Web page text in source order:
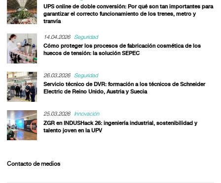
UPS online de doble conversión: Por qué son tan importantes para
garantizar el correcto funcionamiento de los trenes, metro y
tranvía
14.04.2026
Seguridad
Cómo proteger los procesos de fabricación cosmética de los
huecos de tensión: la solución SEPEC
26.03.2026
Seguridad
Servicio técnico de DVR: formación a los técnicos de Schneider
Electric de Reino Unido, Austria y Suecia
25.03.2026
Innovación
ZGR en INDUSHack 26: ingeniería industrial, sostenibilidad y
talento joven en la UPV
Contacto de medios